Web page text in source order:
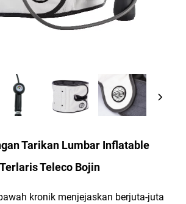
Tarikan Lumbar Inflatable
Terlaris Teleco Bojin
kronik menjejaskan berjuta-juta